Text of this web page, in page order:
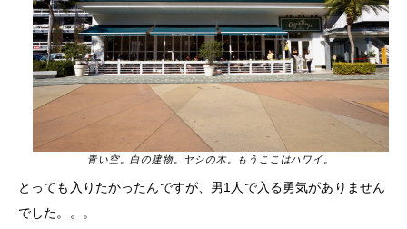
青い空。白の建物。ヤシの木。もうここはハワイ。
とっても入りたかったんですが、男1人で入る勇気がありません
でした。。。